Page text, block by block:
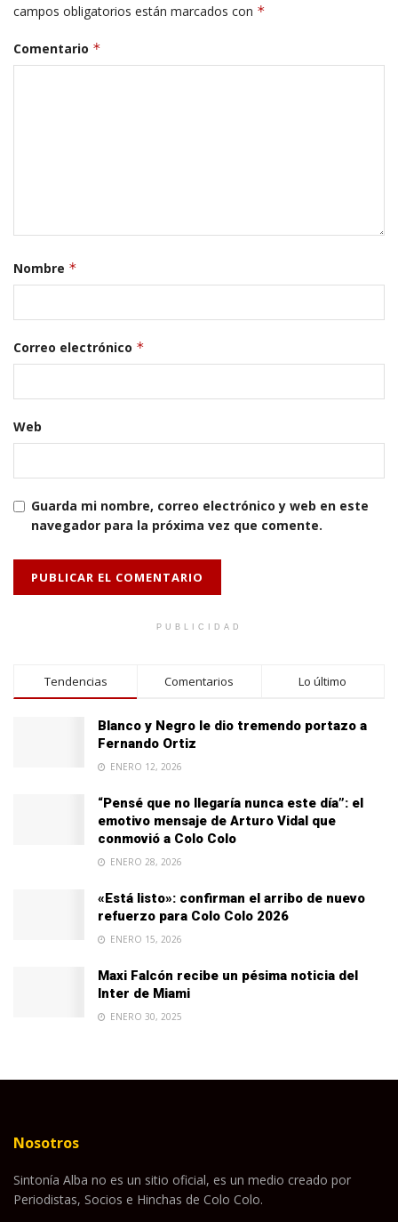
campos obligatorios están marcados con *
Comentario *
Nombre *
Correo electrónico *
Web
Guarda mi nombre, correo electrónico y web en este
navegador para la próxima vez que comente.
PUBLICIDAD
Tendencias Comentarios Lo último
Blanco y Negro le dio tremendo portazo a
Fernando Ortiz
ENERO 12, 2026
“Pensé que no llegaría nunca este día”: el
emotivo mensaje de Arturo Vidal que
conmovió a Colo Colo
ENERO 28, 2026
«Está listo»: confirman el arribo de nuevo
refuerzo para Colo Colo 2026
ENERO 15, 2026
Maxi Falcón recibe un pésima noticia del
Inter de Miami
ENERO 30, 2025
Nosotros
Sintonía Alba no es un sitio oficial, es un medio creado por
Periodistas, Socios e Hinchas de Colo Colo.